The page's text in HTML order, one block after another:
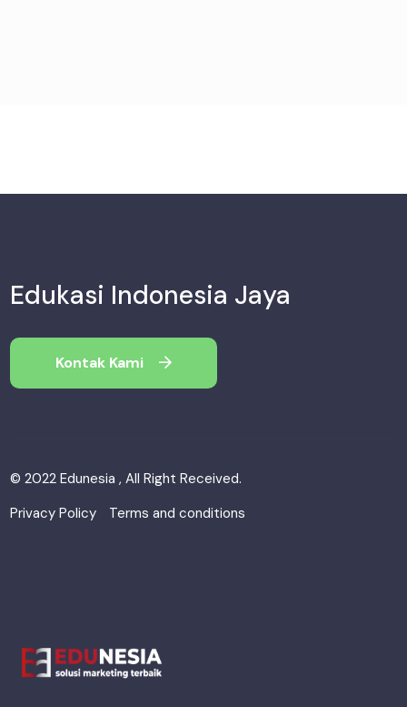
Edukasi Indonesia Jaya
Kontak Kami
© 2022 Edunesia , All Right Received.
Privacy Policy
Terms and conditions